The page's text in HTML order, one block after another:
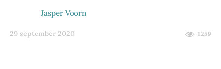
Jasper Voorn
29 september 2020 1259